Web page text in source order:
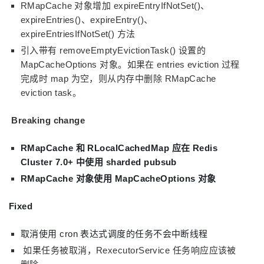
RMapCache 对象增加 expireEntryIfNotSet()、
expireEntries()、expireEntry()、
expireEntriesIfNotSet() 方法
引入带有 removeEmptyEvictionTask() 设置的
MapCacheOptions 对象。如果在 entries eviction 过程
完成时 map 为空，则从内存中删除 RMapCache
eviction task。
Breaking change
RMapCache 和 RLocalCachedMap 应在 Redis
Cluster 7.0+ 中使用 sharded pubsub
RMapCache 对象使用 MapCacheOptions 对象
Fixed
取消使用 cron 表达式调度的任务不会中断线程
如果任务被取消，RexecutorService 任务响应应该被